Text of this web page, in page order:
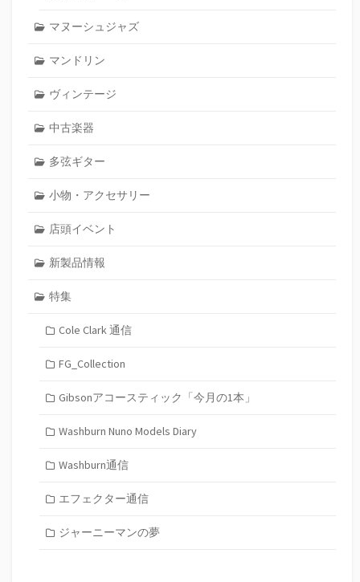
マヌーシュジャズ
マンドリン
ヴィンテージ
中古楽器
多弦ギター
小物・アクセサリー
店頭イベント
新製品情報
特集
Cole Clark 通信
FG_Collection
Gibsonアコースティック「今月の1本」
Washburn Nuno Models Diary
Washburn通信
エフェクター通信
ジャーニーマンの夢